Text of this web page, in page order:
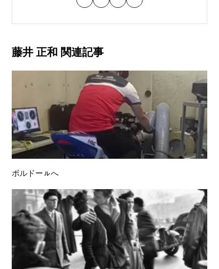
藤井 正和 関連記事
ボルドーㇽへ